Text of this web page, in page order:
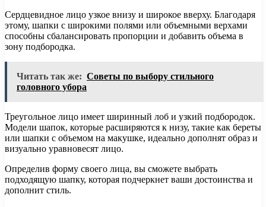
Сердцевидное лицо узкое внизу и широкое вверху. Благодаря
этому, шапки с широкими полями или объемными верхами
способны сбалансировать пропорции и добавить объема в
зону подбородка.
Читать так же: Советы по выбору стильного
головного убора
Треугольное лицо имеет ширинный лоб и узкий подбородок.
Модели шапок, которые расширяются к низу, такие как береты
или шапки с объемом на макушке, идеально дополнят образ и
визуально уравновесят лицо.
Определив форму своего лица, вы сможете выбрать
подходящую шапку, которая подчеркнет ваши достоинства и
дополнит стиль.